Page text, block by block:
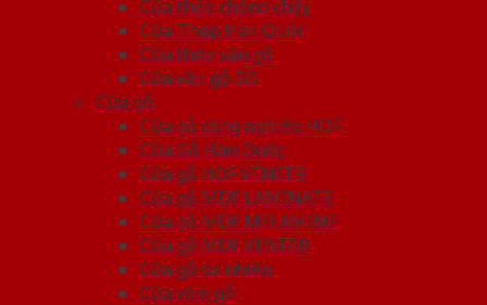
Cửa thép chống cháy
Cửa Thép Hàn Quốc
Cửa thép vân gỗ
Cửa vân gỗ 5D
Cửa gỗ
Cửa gỗ công nghiệp HDF
Cửa Gỗ Hàn Quốc
Cửa gỗ HDF VENEER
Cửa gỗ MDF LAMINATE
Cửa gỗ MDF MELAMINE
Cửa gỗ MDF VENEER
Cửa gỗ tự nhiên
Cửa vòm gỗ